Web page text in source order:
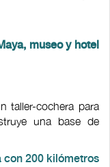
museo y hotel
taller-cochera para
una base de
con 200 kilómetros